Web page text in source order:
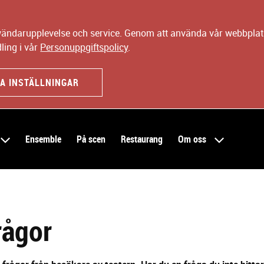
och service. Genom att använda vår
i vår Personuppgiftspolicy.
INSTÄLLNINGAR
Ensemble På scen Restaurang Om oss